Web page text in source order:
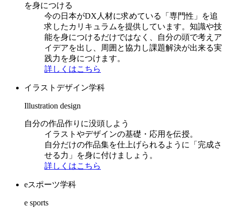
を身につける
今の日本がDX人材に求めている「専門性」を追
求したカリキュラムを提供しています。知識や技
能を身につけるだけではなく、自分の頭で考えア
イデアを出し、周囲と協力し課題解決が出来る実
践力を身につけます。
詳しくはこちら
イラストデザイン学科
Illustration design
自分の作品作りに没頭しよう
イラストやデザインの基礎・応用を伝授。
自分だけの作品集を仕上げられるように「完成さ
せる力」を身に付けましょう。
詳しくはこちら
eスポーツ学科
e sports